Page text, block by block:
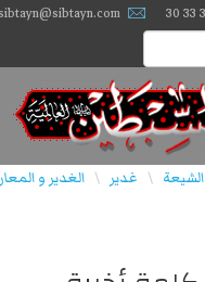
الشيعة \ غدير \ الغدیر و